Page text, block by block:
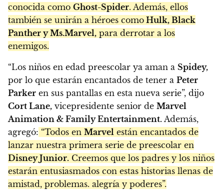
conocida como Ghost-Spider. Además, ellos
también se unirán a héroes como Hulk, Black
Panther y Ms.Marvel, para derrotar a los
enemigos.
“Los niños en edad preescolar ya aman a Spidey,
por lo que estarán encantados de tener a Peter
Parker en sus pantallas en esta nueva serie”, dijo
Cort Lane, vicepresidente senior de Marvel
Animation & Family Entertainment. Además,
agregó: “Todos en Marvel están encantados de
lanzar nuestra primera serie de preescolar en
Disney Junior. Creemos que los padres y los niños
estarán entusiasmados con estas historias llenas de
amistad, problemas. alegría y poderes”.